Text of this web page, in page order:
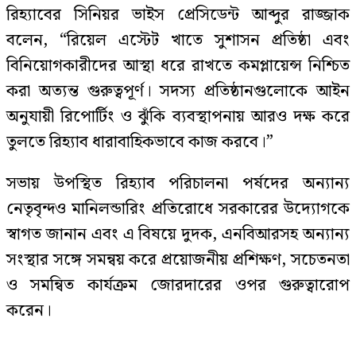
রিহ্যাবের সিনিয়র ভাইস প্রেসিডেন্ট আব্দুর রাজ্জাক
বলেন, “রিয়েল এস্টেট খাতে সুশাসন প্রতিষ্ঠা এবং
বিনিয়োগকারীদের আস্থা ধরে রাখতে কমপ্লায়েন্স নিশ্চিত
করা অত্যন্ত গুরুত্বপূর্ণ। সদস্য প্রতিষ্ঠানগুলোকে আইন
অনুযায়ী রিপোর্টিং ও ঝুঁকি ব্যবস্থাপনায় আরও দক্ষ করে
তুলতে রিহ্যাব ধারাবাহিকভাবে কাজ করবে।”
সভায় উপস্থিত রিহ্যাব পরিচালনা পর্ষদের অন্যান্য
নেতৃবৃন্দও মানিলন্ডারিং প্রতিরোধে সরকারের উদ্যোগকে
স্বাগত জানান এবং এ বিষয়ে দুদক, এনবিআরসহ অন্যান্য
সংস্থার সঙ্গে সমন্বয় করে প্রয়োজনীয় প্রশিক্ষণ, সচেতনতা
ও সমন্বিত কার্যক্রম জোরদারের ওপর গুরুত্বারোপ
করেন।